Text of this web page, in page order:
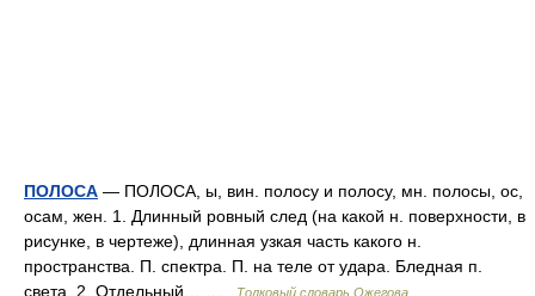
ПОЛОСА — ПОЛОСА, ы, вин. полосу и полосу, мн. полосы, ос,
осам, жен. 1. Длинный ровный след (на какой н. поверхности, в
рисунке, в чертеже), длинная узкая часть какого н.
пространства. П. спектра. П. на теле от удара. Бледная п.
света. 2. Отдельный… …
Толковый словарь Ожегова